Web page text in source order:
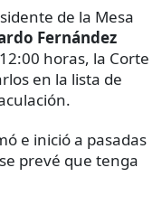
de la Mesa
Fernández
horas, la Corte
en la lista de
e inició a pasadas
prevé que tenga